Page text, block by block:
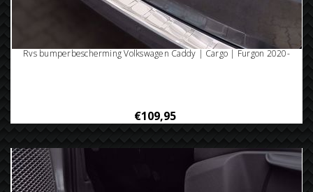
Rvs bumperbescherming Volkswagen Caddy | Cargo | Furgon 2020-
€109,95